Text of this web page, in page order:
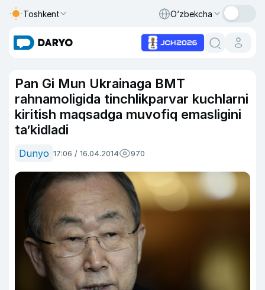
Toshkent O‘zbekcha
Pan Gi Mun Ukrainaga BMT
rahnamoligida tinchlikparvar kuchlarni
kiritish maqsadga muvofiq emasligini
ta’kidladi
Dunyo 17:06 / 16.04.2014 970